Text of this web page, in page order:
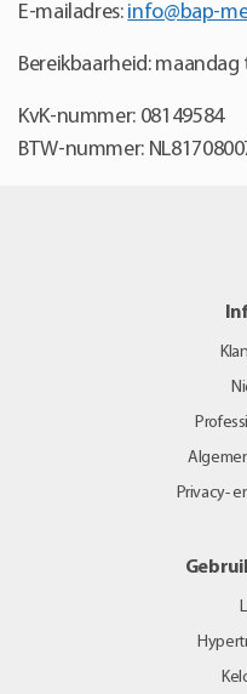
E-mailadres: info@bap-
Bereikbaarheid:
KvK-nummer: 08149584
BTW-nummer:
Privacy-